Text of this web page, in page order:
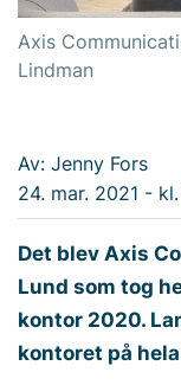
Axis
Lindman
Av: Jenny Fors
24. mar. 2021 -
Det blev Axis
Lund som tog
kontor 2020.
kontoret på